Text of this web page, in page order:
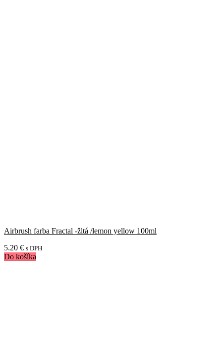
Airbrush farba Fractal -žltá /lemon yellow 100ml
5.20 € s DPH
Do košíka